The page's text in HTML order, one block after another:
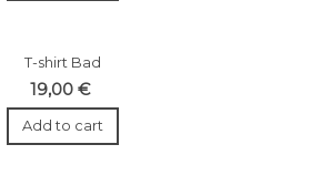
T-shirt Bad
19,00 €
Add to cart